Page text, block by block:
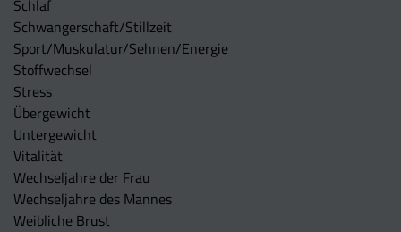
Schlaf
Schwangerschaft/Stillzeit
Sport/Muskulatur/Sehnen/Energie
Stoffwechsel
Stress
Übergewicht
Untergewicht
Vitalität
Wechseljahre der Frau
Wechseljahre des Mannes
Weibliche Brust